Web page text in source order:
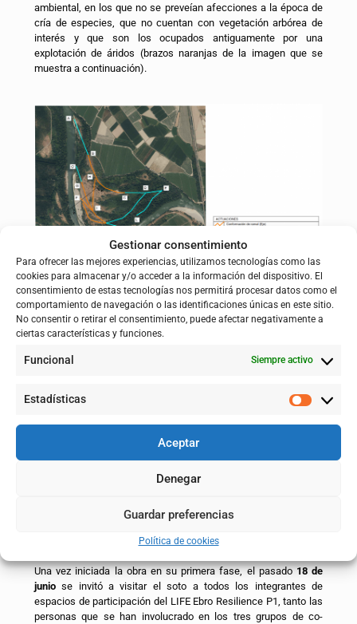
Gestionar consentimiento
Para ofrecer las mejores experiencias, utilizamos tecnologías como las
cookies para almacenar y/o acceder a la información del dispositivo. El
consentimiento de estas tecnologías nos permitirá procesar datos como el
comportamiento de navegación o las identificaciones únicas en este sitio.
No consentir o retirar el consentimiento, puede afectar negativamente a
ciertas características y funciones.
Funcional Siempre activo
Estadísticas
Aceptar
Denegar
Guardar preferencias
Política de cookies
ambiental, en los que no se preveían afecciones a la época de
cría de especies, que no cuentan con vegetación arbórea de
interés y que son los ocupados antiguamente por una
explotación de áridos (brazos naranjas de la imagen que se
muestra a continuación).
En resumen, siguiendo los condicionantes ambientales la
actuación se desarrolla en dos fases:
En laprimera fasese han comenzado los trabajosen
terrenos del meandro que no cuentan con vegetación
por una explotación de áridos
fuera de períodos de cría de las especies presentesen
los canales de información son algo intrínseco en el proyecto,
interesados han podido plantear posibles dudas, realizar
Una vez iniciada la obra en su primera fase, el pasado18 de
junio se invitó a visitar el soto a todos los integrantes de
espacios de participación del LIFE Ebro Resilience P1, tanto las
personas que se han involucrado en los tres grupos de co-